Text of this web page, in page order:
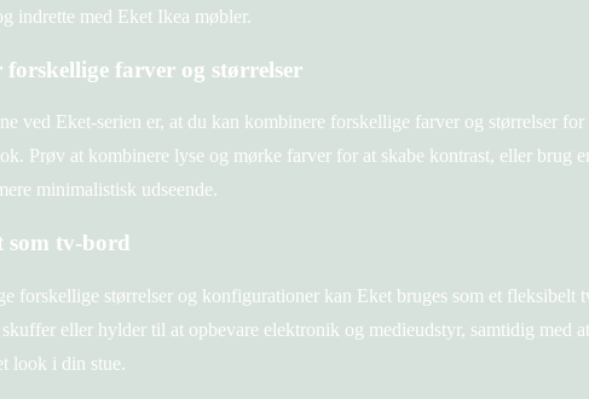
indrette med Eket Ikea møbler.
farver og størrelser
ved Eket-serien er, at du kan kombinere forskellige farver og størrelser for
Prøv at kombinere lyse og mørke farver for at skabe kontrast, eller brug
minimalistisk udseende.
som tv-bord
forskellige størrelser og konfigurationer kan Eket bruges som et
eller hylder til at opbevare elektronik og medieudstyr, samtidig med
look i din stue.